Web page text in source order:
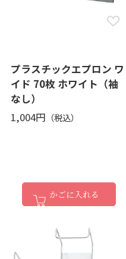
プラスチックエプロン ワ
イド 70枚 ホワイト（袖
なし）
1,004円
かごに入れる